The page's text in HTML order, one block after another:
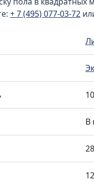
+ 7 (495) 077-03-72
В
28